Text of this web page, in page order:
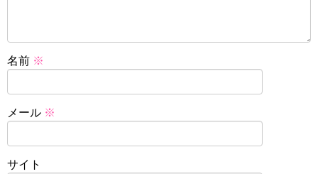
名前 ※
メール ※
サイト